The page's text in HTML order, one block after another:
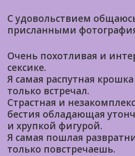
С удовольствием
приcланными
Очень похотливая и
сексике.
Я самая распутная
только встречал.
Страстная и
бестия обладающая
и хрупкой фигурой.
Я самая пошлая
только повстречаешь.